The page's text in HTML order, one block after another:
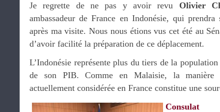
Je regrette de ne pas y avoir revu Olivier
ambassadeur de France en Indonésie, qui
après ma visite. Nous nous étions vus cet été au
d’avoir facilité la préparation de ce déplacement.
L’Indonésie représente plus du tiers de la
de son PIB. Comme en Malaisie, la manière
actuellement considérée en France constitue une
Consulat